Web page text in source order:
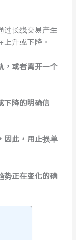
过长线交易产生
升或下降。
，或者离开一个
下降的明确信
因此，用止损单
势正在变化的确